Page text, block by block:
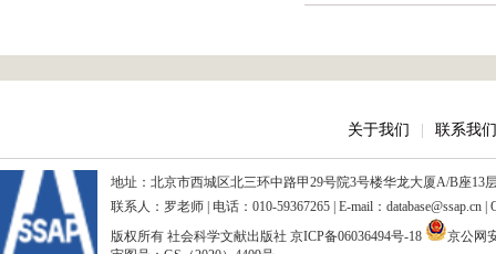
关于我们 联系我们
地址：北京市西城区北三环中路甲29号院3号楼华龙大厦A/B座13
联系人：罗老师 | 电话：010-59367265 | E-mail：database@ssap.cn
版权所有 社会科学文献出版社 京ICP备06036494号-18
京公网